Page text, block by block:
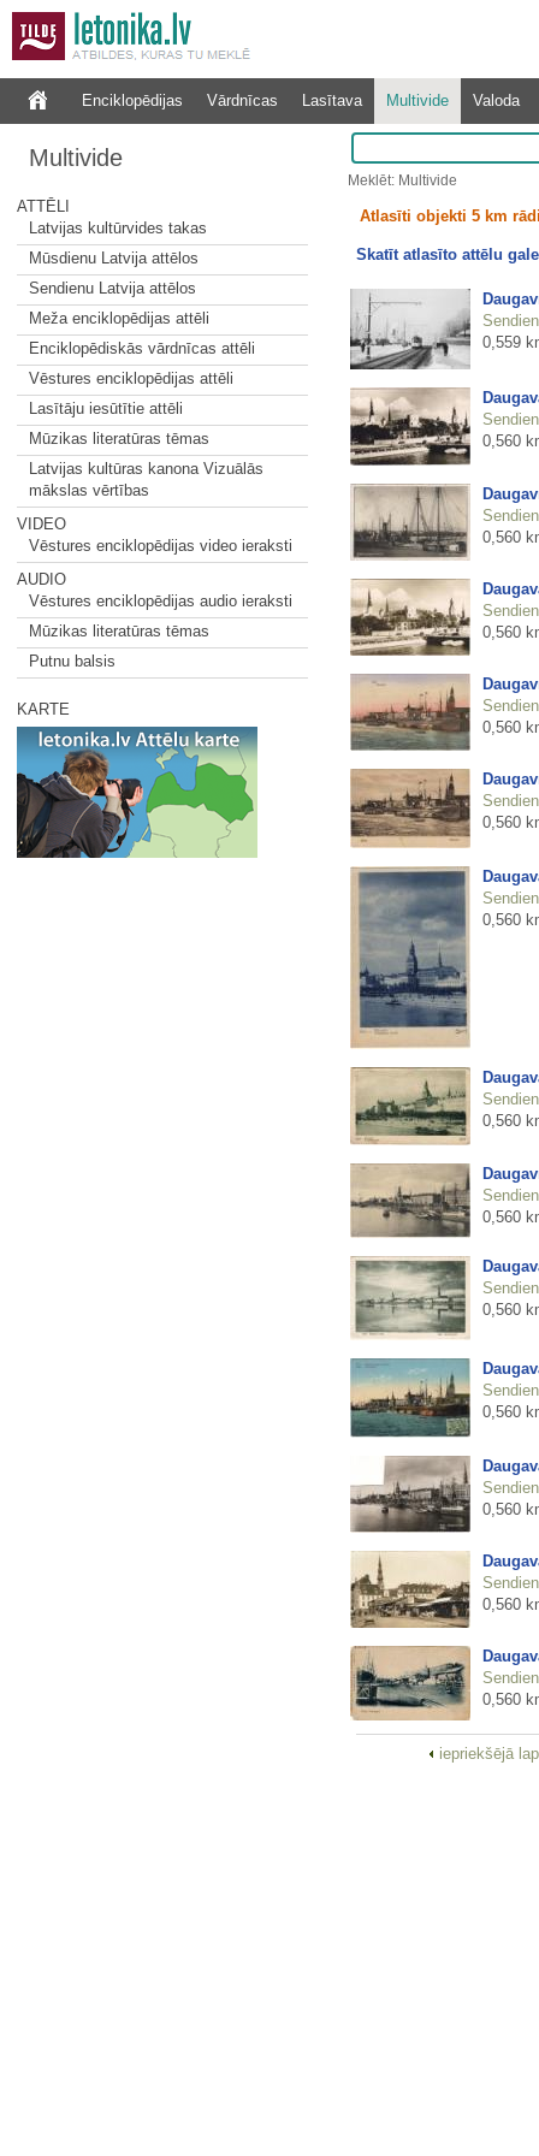
Enciklopēdijas Vārdnīcas Lasītava Multivide Valoda
Multivide
ATTĒLI
Latvijas kultūrvides takas
Mūsdienu Latvija attēlos
Sendienu Latvija attēlos
Meža enciklopēdijas attēli
Enciklopēdiskās vārdnīcas attēli
Vēstures enciklopēdijas attēli
Lasītāju iesūtītie attēli
Mūzikas literatūras tēmas
Latvijas kultūras kanona Vizuālās
mākslas vērtības
VIDEO
Vēstures enciklopēdijas video ieraksti
AUDIO
Vēstures enciklopēdijas audio ieraksti
Mūzikas literatūras tēmas
Putnu balsis
KARTE
Meklēt: Multivide
Atlasīti objekti 5 km
Skatīt atlasīto attēlu
0,559
0,560
0,560
0,560
0,560
0,560
0,560
0,560
0,560
0,560
0,560
0,560
0,560
0,560
iepriekšējā